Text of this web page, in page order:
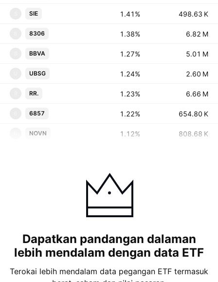
SIE 1.41% ‪‪498.63 K‬‬
8306 1.38% ‪‪6.82 M‬‬
BBVA 1.27% ‪‪5.01 M‬‬
UBSG 1.24% ‪‪2.60 M‬‬
RR. 1.23% ‪‪6.66 M‬‬
6857 1.22% ‪‪654.80 K‬‬
NOVN 1.12% ‪‪808.68 K‬‬
Dapatkan pandangan dalaman
lebih mendalam dengan data ETF
Terokai lebih mendalam data pegangan ETF termasuk